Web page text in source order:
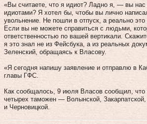
«Вы считаете, что я идиот? Ладно я, — вы нас
идиотами? Я хотел бы, чтобы вы лично
увольнение. Не пошли в отпуск, а реально
Если вы не можете справиться с людьми,
ответственностью по вашей вертикали.
я это знал не из Фейсбука, а из реальных
Зеленский, обращаясь к Власову.
«Я сегодня напишу заявление и отправлю в
главы ГФС.
Как сообщалось, 9 июля Власов сообщил, что
четырех таможен — Волынской,
и Черновицкой.